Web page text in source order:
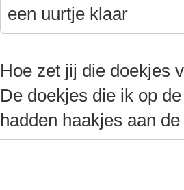
een uurtje klaar
Hoe zet jij die doekjes
De doekjes die ik op
hadden haakjes aan